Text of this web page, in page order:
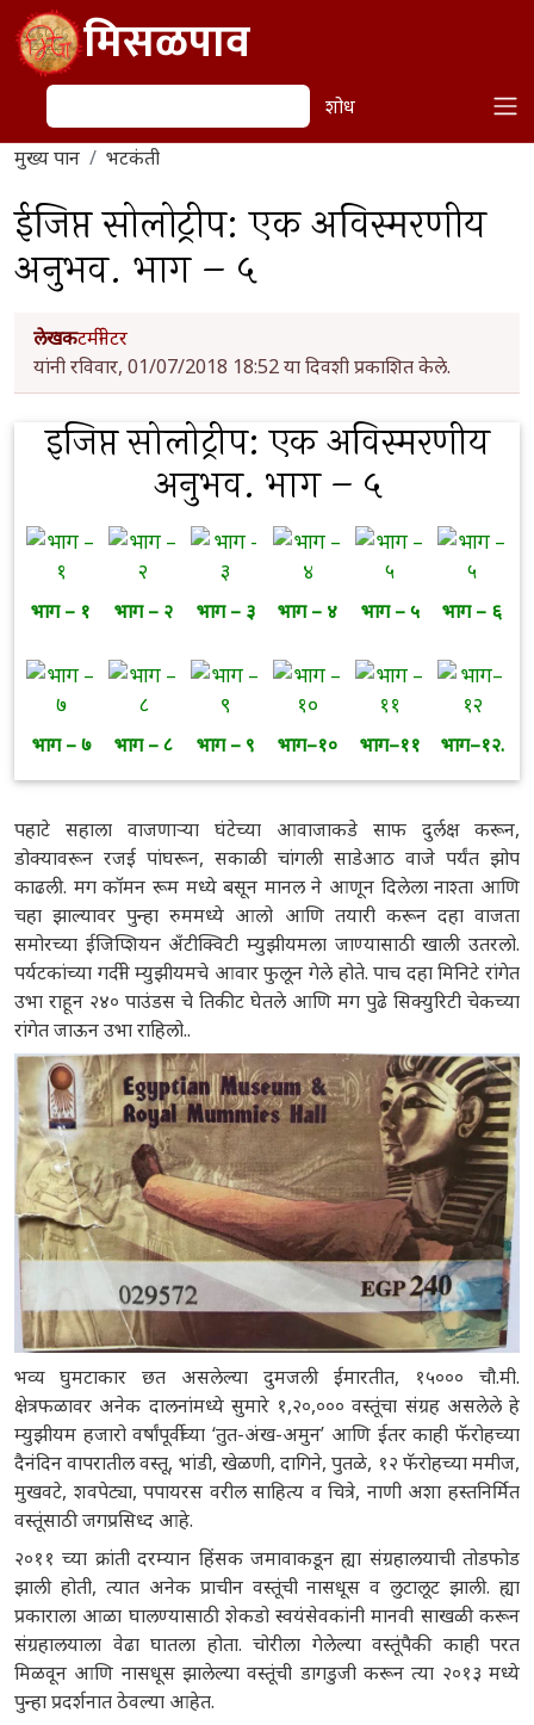
Skip to main content
मिसळपाव
शोध
शोध
मुख्य पान
भटकंती
ईजिप्त सोलोट्रीप: एक अविस्मरणीय
अनुभव. भाग – ५
लेखकटर्मीनेटर
यांनी रविवार, 01/07/2018 18:52 या दिवशी प्रकाशित केले.
इजिप्त सोलोट्रीप: एक अविस्मरणीय
अनुभव. भाग – ५
भाग – १ भाग – २ भाग – ३ भाग – ४ भाग – ५ भाग – ६
भाग – ७ भाग – ८ भाग – ९ भाग–१० भाग–११ भाग–१२.
पहाटे सहाला वाजणाऱ्या घंटेच्या आवाजाकडे साफ दुर्लक्ष करून,
डोक्यावरून रजई पांघरून, सकाळी चांगली साडेआठ वाजे पर्यंत झोप
काढली. मग कॉमन रूम मध्ये बसून मानल ने आणून दिलेला नाश्ता आणि
चहा झाल्यावर पुन्हा रुममध्ये आलो आणि तयारी करून दहा वाजता
समोरच्या ईजिप्शियन अँटीक्विटी म्युझीयमला जाण्यासाठी खाली उतरलो.
पर्यटकांच्या गर्दीने म्युझीयमचे आवार फुलून गेले होते. पाच दहा मिनिटे रांगेत
उभा राहून २४० पाउंडस चे तिकीट घेतले आणि मग पुढे सिक्युरिटी चेकच्या
रांगेत जाऊन उभा राहिलो..
भव्य घुमटाकार छत असलेल्या दुमजली ईमारतीत, १५००० चौ.मी.
क्षेत्रफळावर अनेक दालनांमध्ये सुमारे १,२०,००० वस्तूंचा संग्रह असलेले हे
म्युझीयम हजारो वर्षांपूर्वीच्या ‘तुत-अंख-अमुन’ आणि ईतर काही फॅरोहच्या
दैनंदिन वापरातील वस्तू, भांडी, खेळणी, दागिने, पुतळे, १२ फॅरोहच्या ममीज,
मुखवटे, शवपेट्या, पपायरस वरील साहित्य व चित्रे, नाणी अशा हस्तनिर्मित
वस्तूंसाठी जगप्रसिध्द आहे.
२०११ च्या क्रांती दरम्यान हिंसक जमावाकडून ह्या संग्रहालयाची तोडफोड
झाली होती, त्यात अनेक प्राचीन वस्तूंची नासधूस व लुटालूट झाली. ह्या
प्रकाराला आळा घालण्यासाठी शेकडो स्वयंसेवकांनी मानवी साखळी करून
संग्रहालयाला वेढा घातला होता. चोरीला गेलेल्या वस्तूंपैकी काही परत
मिळवून आणि नासधूस झालेल्या वस्तूंची डागडुजी करून त्या २०१३ मध्ये
पुन्हा प्रदर्शनात ठेवल्या आहेत.